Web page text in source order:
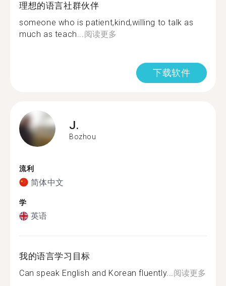
理想的语言社群伙伴
someone who is patient,kind,willing to talk as
much as teach...阅读更多
下载软件
J.
Bozhou
流利
简体中文
学
英语
我的语言学习目标
Can speak English and Korean fluently...阅读更多